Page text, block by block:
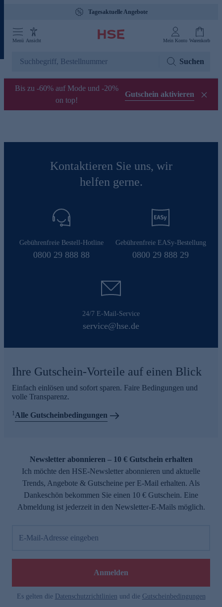
Tagesaktuelle Angebote
Menü Ansicht Mein Konto Warenkorb
Suchen
Bis zu -60% auf Mode und -20%
on top!
Gutschein aktivieren
Kontaktieren Sie uns, wir
helfen gerne.
Gebührenfreie Bestell-Hotline
0800 29 888 88
Gebührenfreie EASy-Bestellung
0800 29 888 29
24/7 E-Mail-Service
service@hse.de
Ihre Gutschein-Vorteile auf einen Blick
Einfach einlösen und sofort sparen. Faire Bedingungen und
volle Transparenz.
1Alle Gutscheinbedingungen
Newsletter abonnieren – 10 € Gutschein erhalten
Ich möchte den HSE-Newsletter abonnieren und aktuelle
Trends, Angebote & Gutscheine per E-Mail erhalten. Als
Dankeschön bekommen Sie einen 10 € Gutschein. Eine
Abmeldung ist jederzeit in den Newsletter-E-Mails möglich.
E-Mail-Adresse eingeben
Anmelden
Es gelten die Datenschutzrichtlinien und die Gutscheinbedingungen